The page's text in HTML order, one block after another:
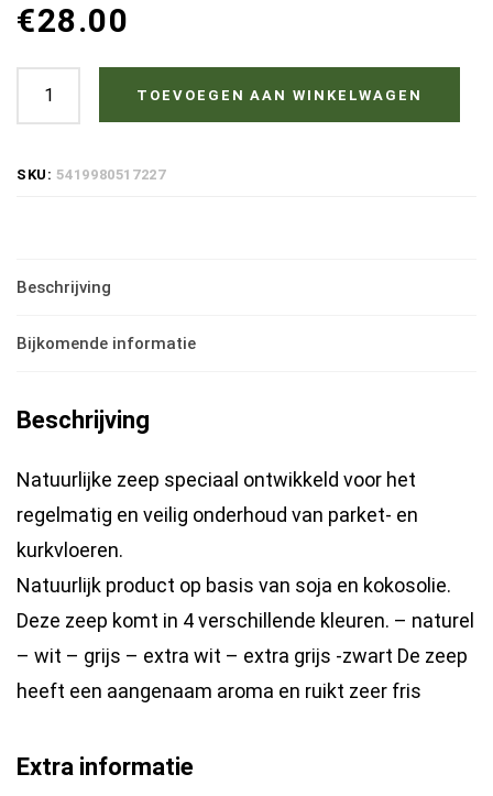
€28.00
Fedeal
grijs
TOEVOEGEN AAN WINKELWAGEN
SKU: 5419980517227
Beschrijving
Bijkomende informatie
Beschrijving
Natuurlijke zeep speciaal ontwikkeld voor het
regelmatig en veilig onderhoud van parket- en
kurkvloeren.
Natuurlijk product op basis van soja en kokosolie.
Deze zeep komt in 4 verschillende kleuren. – naturel
– wit – grijs – extra wit – extra grijs -zwart De zeep
heeft een aangenaam aroma en ruikt zeer fris
Extra informatie